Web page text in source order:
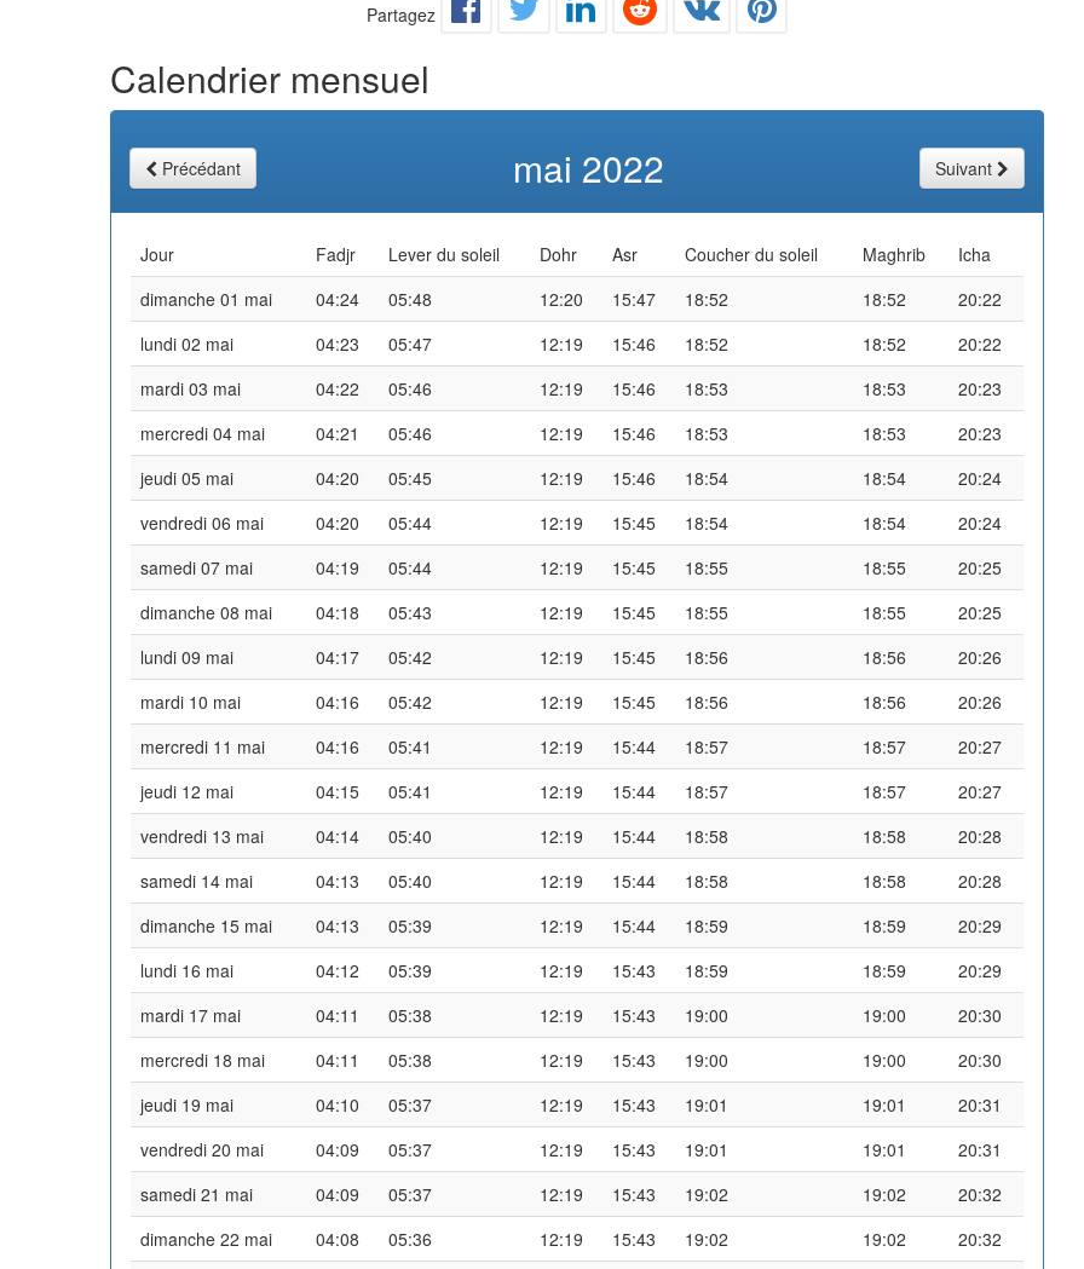
Partagez
Calendrier mensuel
Précédant mai 2022 Suivant
Jour Fadjr Lever du soleil Dohr Asr Coucher du soleil Maghrib
Icha
dimanche 01 mai
04:24 05:48 12:20 15:47 18:52 18:52
20:22
lundi 02 mai
04:23 05:47 12:19 15:46 18:52 18:52
20:22
mardi 03 mai
04:22 05:46 12:19 15:46 18:53 18:53
20:23
mercredi 04 mai
04:21 05:46 12:19 15:46 18:53 18:53
20:23
jeudi 05 mai
04:20 05:45 12:19 15:46 18:54 18:54
20:24
vendredi 06 mai
04:20 05:44 12:19 15:45 18:54 18:54
20:24
samedi 07 mai
04:19 05:44 12:19 15:45 18:55 18:55
20:25
dimanche 08 mai
04:18 05:43 12:19 15:45 18:55 18:55
20:25
lundi 09 mai
04:17 05:42 12:19 15:45 18:56 18:56
20:26
mardi 10 mai
04:16 05:42 12:19 15:45 18:56 18:56
20:26
mercredi 11 mai
04:16 05:41 12:19 15:44 18:57 18:57
20:27
jeudi 12 mai
04:15 05:41 12:19 15:44 18:57 18:57
20:27
vendredi 13 mai
04:14 05:40 12:19 15:44 18:58 18:58
20:28
samedi 14 mai
04:13 05:40 12:19 15:44 18:58 18:58
20:28
dimanche 15 mai
04:13 05:39 12:19 15:44 18:59 18:59
20:29
lundi 16 mai
04:12 05:39 12:19 15:43 18:59 18:59
20:29
mardi 17 mai
04:11 05:38 12:19 15:43 19:00 19:00
20:30
mercredi 18 mai
04:11 05:38 12:19 15:43 19:00 19:00
20:30
jeudi 19 mai
04:10 05:37 12:19 15:43 19:01 19:01
20:31
vendredi 20 mai
04:09 05:37 12:19 15:43 19:01 19:01
20:31
samedi 21 mai
04:09 05:37 12:19 15:43 19:02 19:02
20:32
dimanche 22 mai
04:08 05:36 12:19 15:43 19:02 19:02
20:32